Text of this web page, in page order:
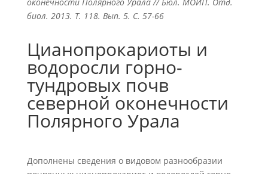
биол. 2013. Т. 118. Вып. 5. С. 57-66
Цианопрокариоты и
водоросли горно-
тундровых почв
северной оконечности
Полярного Урала
Дополнены сведения о видовом разнообразии